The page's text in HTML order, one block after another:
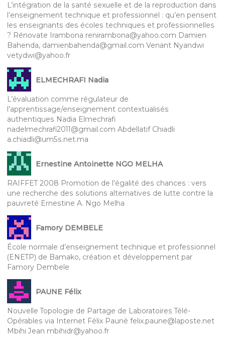
L’intégration de la santé sexuelle et de la reproduction dans
l’enseignement technique et professionnel : qu’en pensent
les enseignants des écoles techniques et professionnelles
? Rénovate Irambona renirambona@yahoo.com Damien
Bahenda, damienbahenda@gmail.com Venant Nyandwi
vetydwi@yahoo.fr
ELMECHRAFI Nadia
L’évaluation comme régulateur de
l’apprentissage/enseignement contextualisés
authentiques Nadia Elmechrafi
nadelmechrafi2011@gmail.com Abdellatif Chiadli
a.chiadli@um5s.net.ma
Ernestine Antoinette NGO MELHA
RAIFFET 2008 Promotion de l’égalité des chances : vers
une recherche des solutions alternatives de lutte contre la
pauvreté Ernestine A. Ngo Melha
Famory DEMBELE
École normale d’enseignement technique et professionnel
(ENETP) de Bamako, création et développement par
Famory Dembele
PAUNE Félix
Nouvelle Topologie de Partage de Laboratoires Télé-
Opérables via Internet Félix Pauné felix.paune@laposte.net
Mbihi Jean mbihidr@yahoo.fr